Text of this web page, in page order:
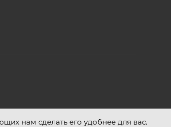
нам сделать его удобнее для вас.